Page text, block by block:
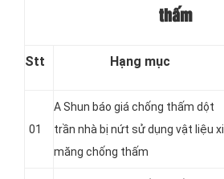
thấm
Stt Hạng mục
01
A Shun báo giá chống thấm dột
trần nhà bị nứt sử dụng vật liệu xi
măng chống thấm